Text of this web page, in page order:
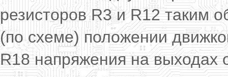
резисторов R3 и R12 таким
(по схеме) положении
R18 напряжения на выходах